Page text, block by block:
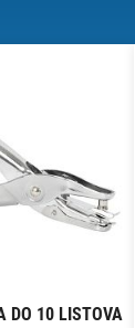
DO 10 LISTOVA